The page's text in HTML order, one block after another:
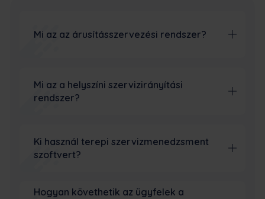
Mi az az árusításszervezési rendszer?
Mi az a helyszíni szervizirányítási
rendszer?
Ki használ terepi szervizmenedzsment
szoftvert?
Hogyan követhetik az ügyfelek a